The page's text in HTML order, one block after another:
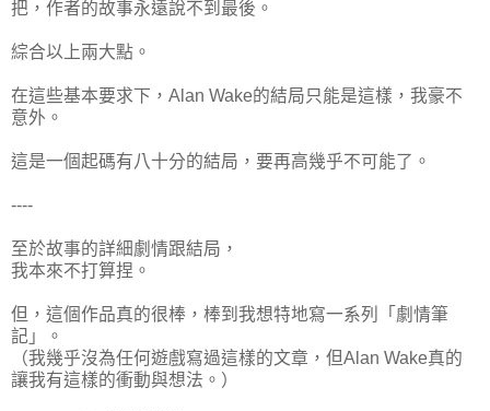
把，作者的故事永遠說不到最後。
綜合以上兩大點。
在這些基本要求下，Alan Wake的結局只能是這樣，我豪不
意外。
這是一個起碼有八十分的結局，要再高幾乎不可能了。
----
至於故事的詳細劇情跟結局，
我本來不打算捏。
但，這個作品真的很棒，棒到我想特地寫一系列「劇情筆
記」。
（我幾乎沒為任何遊戲寫過這樣的文章，但Alan Wake真的
讓我有這樣的衝動與想法。）